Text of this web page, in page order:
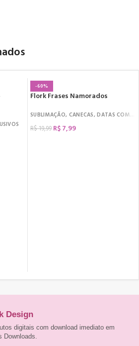
-60%
Flork Frases Namorados
SUBLIMAÇÃO, CANECAS,DATAS COMEMORATIVAS
R$19,99 R$7,99
Design
digitais com download imediato em
Downloads.